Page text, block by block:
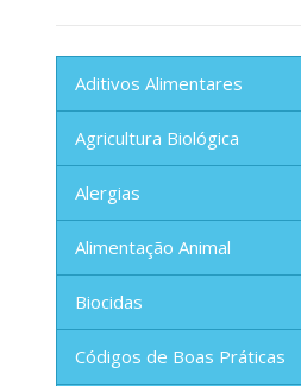
Aditivos Alimentares
Agricultura Biológica
Alergias
Alimentação Animal
Biocidas
Códigos de Boas Práticas